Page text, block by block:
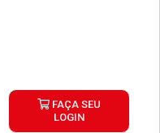
FAÇA SEU
LOGIN